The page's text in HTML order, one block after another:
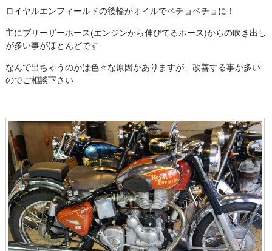
ロイヤルエンフィールドの後輪がオイルでベチョベチョに！
主にブリーザーホース(エンジンから伸びてるホース)からの吹き出し
が多い事がほとんどです
なんで出ちゃうのかは色々な原因がありますが、改善する事が多い
のでご相談下さい